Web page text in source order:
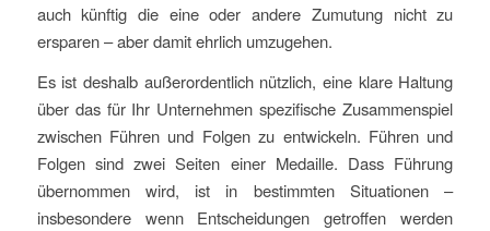
auch künftig die eine oder andere Zumutung nicht zu
ersparen – aber damit ehrlich umzugehen.
Es ist deshalb außerordentlich nützlich, eine klare Haltung
über das für Ihr Unternehmen spezifische Zusammenspiel
zwischen Führen und Folgen zu entwickeln. Führen und
Folgen sind zwei Seiten einer Medaille. Dass Führung
übernommen wird, ist in bestimmten Situationen –
insbesondere wenn Entscheidungen getroffen werden